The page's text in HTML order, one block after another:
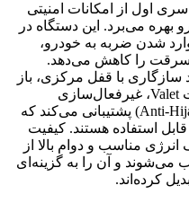
دزدگیر خودرو استیل میت مدل 838 سری اول از امکانات امنیتی
بهره می‌برد. این دستگاه در
شدن ضربه به خودرو،
سرقت را کاهش می‌دهد.
سازگاری با قفل مرکزی، باز
کردن صندوق عقب از راه دور، حالت Valet، غیرفعال‌سازی
اضطراری و سیستم ضدسرقت (Anti-Hijack) پشتیبانی می‌کند که
استفاده هستند. کیفیت
مناسب و دوام بالا از
و آن را به گزینه‌ای
کرده‌اند.